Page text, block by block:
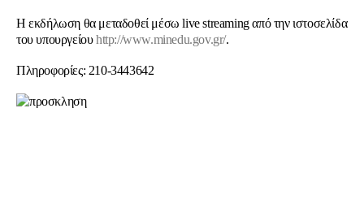
Η εκδήλωση θα μεταδοθεί μέσω live streaming από την ιστοσελίδα
του υπουργείουhttp://www.minedu.gov.gr/.
Πληροφορίες: 210-3443642